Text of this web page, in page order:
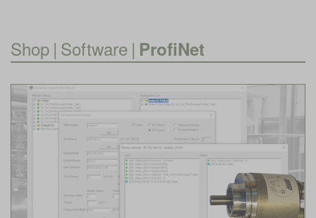
Shop | Software | ProfiNet